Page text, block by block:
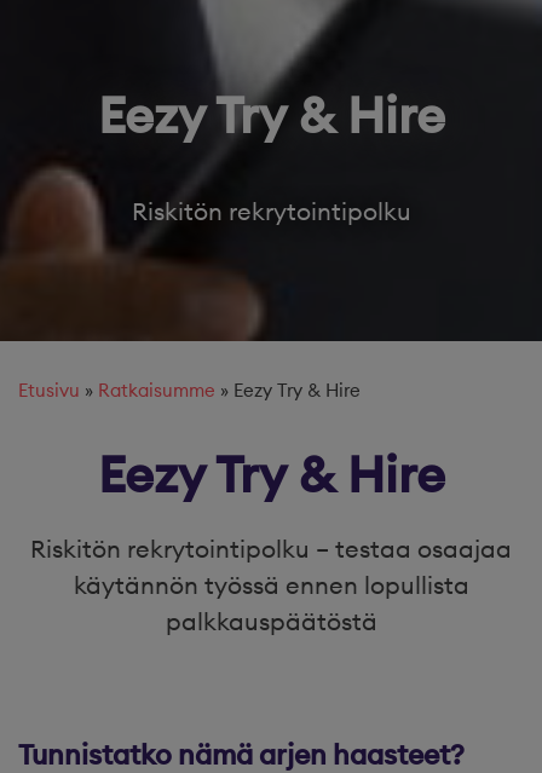
Eezy Try & Hire
Riskitön rekrytointipolku
Etusivu » Ratkaisumme » Eezy Try & Hire
Eezy Try & Hire
Riskitön rekrytointipolku – testaa osaajaa
käytännön työssä ennen lopullista
palkkauspäätöstä
Tunnistatko nämä arjen haasteet?